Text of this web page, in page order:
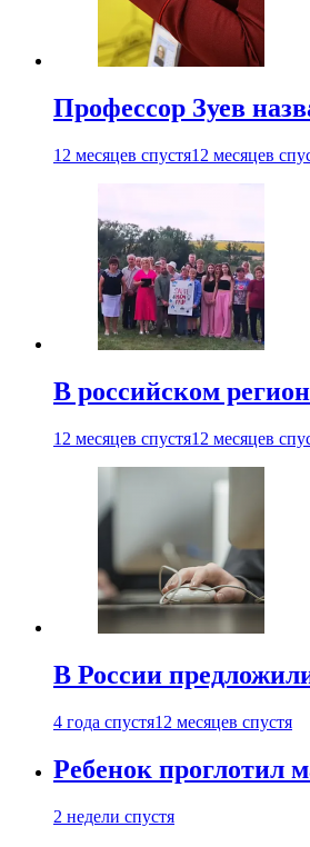
Профессор Зуев
12 месяцев спустя12 месяцев
В российском
12 месяцев спустя12 месяцев
В России
4 года спустя12 месяцев спустя
Ребенок проглотил
2 недели спустя